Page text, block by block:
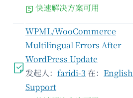
快速解决方案可用
WPML/WooCommerce
Multilingual Errors After
WordPress Update
发起人： faridi-3 在： English
Support